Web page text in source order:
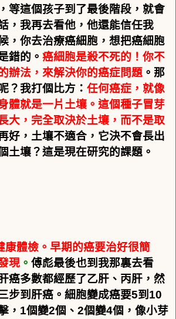
等這個孩子到了最後階段，就會
，我再去看他，他還能信任我
，你去治療癌細胞，想把癌細胞
錯的。 癌細胞是殺不死的！你不
辦法，來解決你的癌症問題 。那
？我打個比方： 任何癌症，就像
體就是一片土壤。這個種子冒芽
大，完全取決於土壤，而不是取
好，土壤不適合，它決不會長出
土壤？這是現在研究的課題。
康體檢。早期的癌要治好很簡
現 。 傅彪最後也到我那裏去看
癌多數都經歷了乙肝、丙肝，然
步到肝癌。細胞變成癌要5到 10
， 1個變2個、 2個變4個，像小芽